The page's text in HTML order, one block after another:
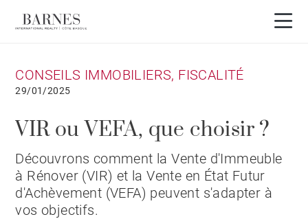
CONSEILS IMMOBILIERS, FISCALITÉ
29/01/2025
VIR ou VEFA, que choisir ?
Découvrons comment la Vente d'Immeuble
à Rénover (VIR) et la Vente en État Futur
d'Achèvement (VEFA) peuvent s'adapter à
vos objectifs.